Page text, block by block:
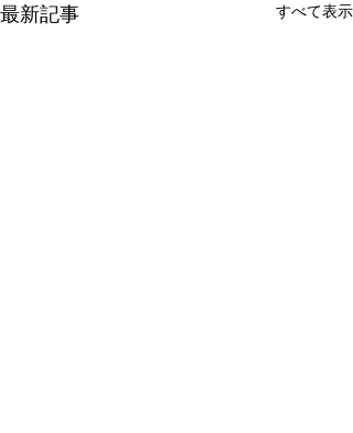
最新記事 すべて表示